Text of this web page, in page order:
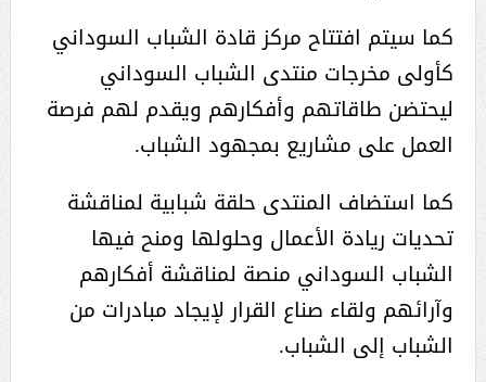
كما سيتم افتتاح مركز قادة الشباب السوداني
كأولى مخرجات منتدى الشباب السوداني
ليحتضن طاقاتهم وأفكارهم ويقدم لهم فرصة
العمل على مشاريع بمجهود الشباب.
كما استضاف المنتدى حلقة شبابية لمناقشة
تحديات ريادة الأعمال وحلولها ومنح فيها
الشباب السوداني منصة لمناقشة أفكارهم
وآرائهم ولقاء صناع القرار لإيجاد مبادرات من
الشباب إلى الشباب.